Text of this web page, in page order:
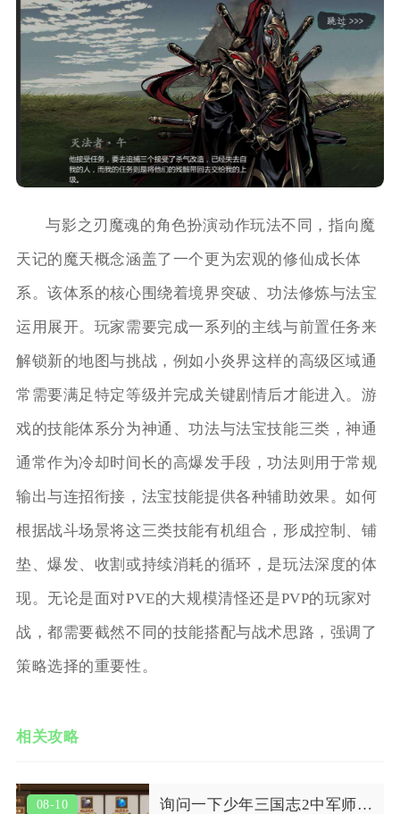
与影之刃魔魂的角色扮演动作玩法不同，指向魔
天记的魔天概念涵盖了一个更为宏观的修仙成长体
系。该体系的核心围绕着境界突破、功法修炼与法宝
运用展开。玩家需要完成一系列的主线与前置任务来
解锁新的地图与挑战，例如小炎界这样的高级区域通
常需要满足特定等级并完成关键剧情后才能进入。游
戏的技能体系分为神通、功法与法宝技能三类，神通
通常作为冷却时间长的高爆发手段，功法则用于常规
输出与连招衔接，法宝技能提供各种辅助效果。如何
根据战斗场景将这三类技能有机组合，形成控制、铺
垫、爆发、收割或持续消耗的循环，是玩法深度的体
现。无论是面对PVE的大规模清怪还是PVP的玩家对
战，都需要截然不同的技能搭配与战术思路，强调了
策略选择的重要性。
相关攻略
08-10 询问一下少年三国志2中军师的获取方法